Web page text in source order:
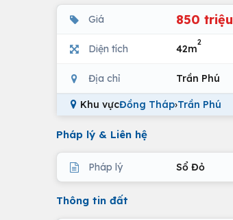
Giá 850 triệu
Diện tích 42m
2
Địa chỉ Trần Phú
Khu vựcĐồng Tháp›Trần Phú
Pháp lý & Liên hệ
Pháp lý Sổ Đỏ
Thông tin đất